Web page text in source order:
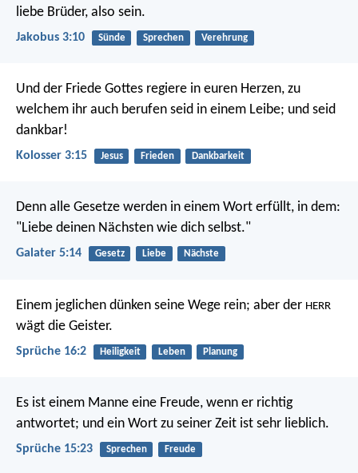
liebe Brüder, also sein.
Jakobus 3:10 Sünde Sprechen Verehrung
Und der Friede Gottes regiere in euren Herzen, zu
welchem ihr auch berufen seid in einem Leibe; und seid
dankbar!
Kolosser 3:15 Jesus Frieden Dankbarkeit
Denn alle Gesetze werden in einem Wort erfüllt, in dem:
"Liebe deinen Nächsten wie dich selbst."
Galater 5:14 Gesetz Liebe Nächste
Einem jeglichen dünken seine Wege rein; aber der HERR
wägt die Geister.
Sprüche 16:2 Heiligkeit Leben Planung
Es ist einem Manne eine Freude, wenn er richtig
antwortet; und ein Wort zu seiner Zeit ist sehr lieblich.
Sprüche 15:23 Sprechen Freude